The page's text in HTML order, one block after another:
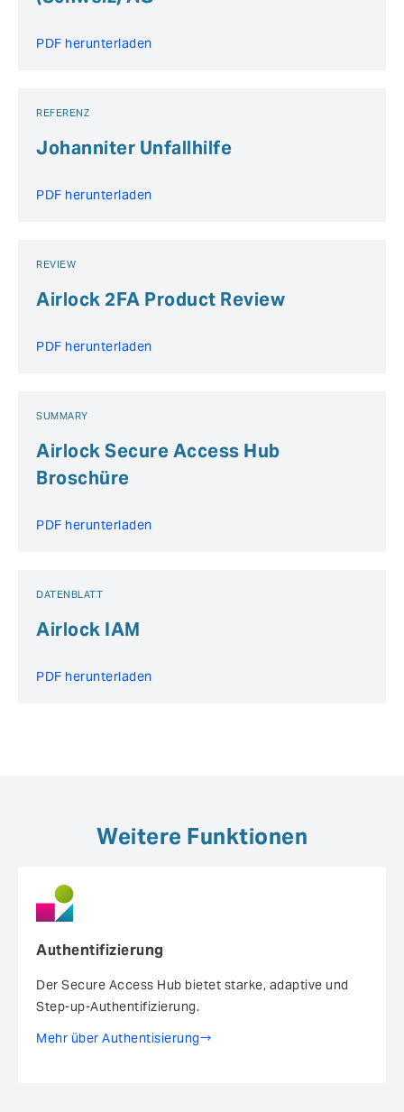
PDF herunterladen
REFERENZ
Johanniter Unfallhilfe
PDF herunterladen
REVIEW
Airlock 2FA Product Review
PDF herunterladen
SUMMARY
Airlock Secure Access Hub
Broschüre
PDF herunterladen
DATENBLATT
Airlock IAM
PDF herunterladen
Weitere Funktionen
Authentifizierung
Der Secure Access Hub bietet starke, adaptive und
Step-up-Authentifizierung.
Mehr über Authentisierung